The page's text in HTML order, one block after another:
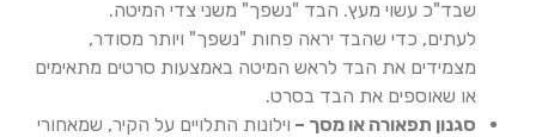
שבד"כ עשוי מעץ. הבד "נשפך" משני צדי המיטה.
לעתים, כדי שהבד יראה פחות "נשפך" ויותר מסודר,
מצמידים את הבד לראש המיטה באמצעות סרטים מתאימים
או שאוספים את הבד בסרט.
סגנון תפאורה או מסך – וילונות התלויים על הקיר, שמאחורי